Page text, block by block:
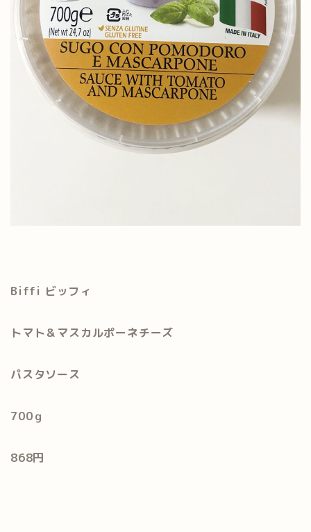
Biffi ビッフィ
トマト＆マスカルポーネチーズ
パスタソース
700ｇ
868円